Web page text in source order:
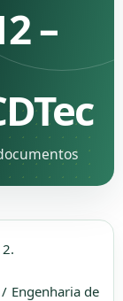
–
Engenharia de